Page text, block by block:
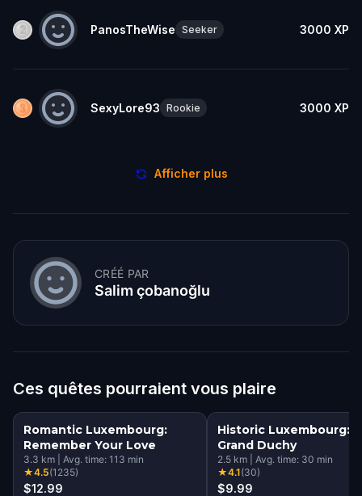
PanosTheWise Seeker 3000 XP
SexyLore93 Rookie 3000 XP
Afficher plus
CRÉÉ PAR
Salim çobanoğlu
Ces quêtes pourraient vous plaire
Romantic Luxembourg:
Remember Your Love
3.3 km Avg. time: 113 min
★4.5(1235)
$12.99
Historic Luxembourg:
Grand Duchy
2.5 km Avg. time: 30 min
★4.1(30)
$9.99